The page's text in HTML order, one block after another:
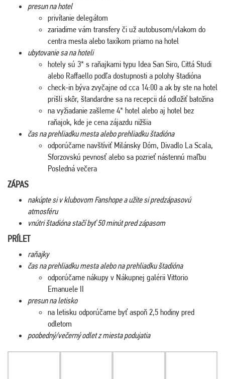
presun na hotel
privítanie delegátom
zariadime vám transfery či už autobusom/vlakom do
centra mesta alebo taxíkom priamo na hotel
ubytovanie sa na hoteli
hotely sú 3* s raňajkami typu Idea San Siro, Cittá Studi
alebo Raffaello podľa dostupnosti a polohy štadióna
check-in býva zvyčajne od cca 14:00 a ak by ste na hotel
prišli skôr, štandardne sa na recepcii dá odložiť batožina
na vyžiadanie zašleme 4* hotel alebo aj hotel bez
raňajok, kde je cena zájazdu nižšia
čas na prehliadku mesta alebo prehliadku štadióna
odporúčame navštíviť Milánsky Dóm, Divadlo La Scala,
Sforzovskú pevnosť alebo sa pozrieť nástennú maľbu
Posledná večera
ZÁPAS
nakúpte si v klubovom Fanshope a užite si predzápasovú
atmosféru
vnútri štadióna stačí byť 50 minút pred zápasom
PRÍLET
raňajky
čas na prehliadku mesta alebo na prehliadku štadióna
odporúčame nákupy v Nákupnej galérii Vittorio
Emanuele II
presun na letisko
na letisku odporúčame byť aspoň 2,5 hodiny pred
odletom
poobedný/večerný odlet z miesta podujatia